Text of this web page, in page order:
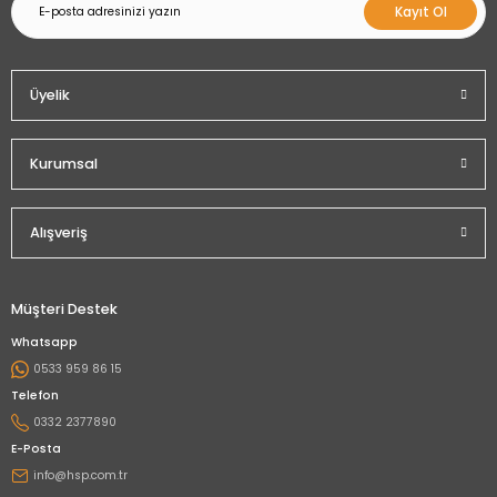
Kayıt Ol
Üyelik
Kurumsal
Alışveriş
Müşteri Destek
Whatsapp
0533 959 86 15
Telefon
0332 2377890
E-Posta
info@hsp.com.tr